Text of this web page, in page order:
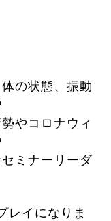
の状態、振動
やコロナウィ
ミナーリーダ
レイになりま